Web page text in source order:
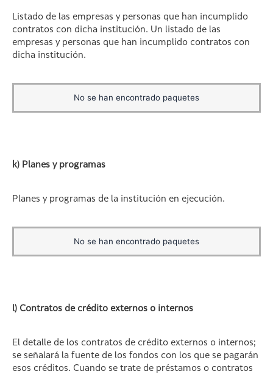
Listado de las empresas y personas que han incumplido
contratos con dicha institución. Un listado de las
empresas y personas que han incumplido contratos con
dicha institución.
No se han encontrado paquetes
k) Planes y programas
Planes y programas de la institución en ejecución.
No se han encontrado paquetes
l) Contratos de crédito externos o internos
El detalle de los contratos de crédito externos o internos;
se señalará la fuente de los fondos con los que se pagarán
esos créditos. Cuando se trate de préstamos o contratos